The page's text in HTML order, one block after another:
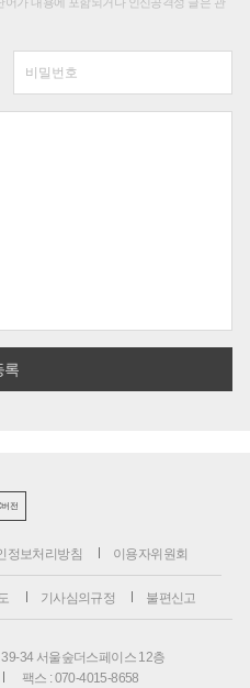
버전
정보처리방침 이용자위원회
기사심의규정 불편신고
34 서울숲더스페이스 12층
팩스 : 070-4015-8658